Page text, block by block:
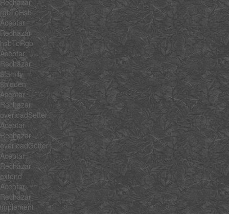
rgbToHsb
Aceptar
Rechazar
hsbToRgb
Aceptar
Rechazar
$family
$hidden
Aceptar
Rechazar
overloadSetter
Aceptar
Rechazar
overloadGetter
Aceptar
Rechazar
extend
Aceptar
Rechazar
implement